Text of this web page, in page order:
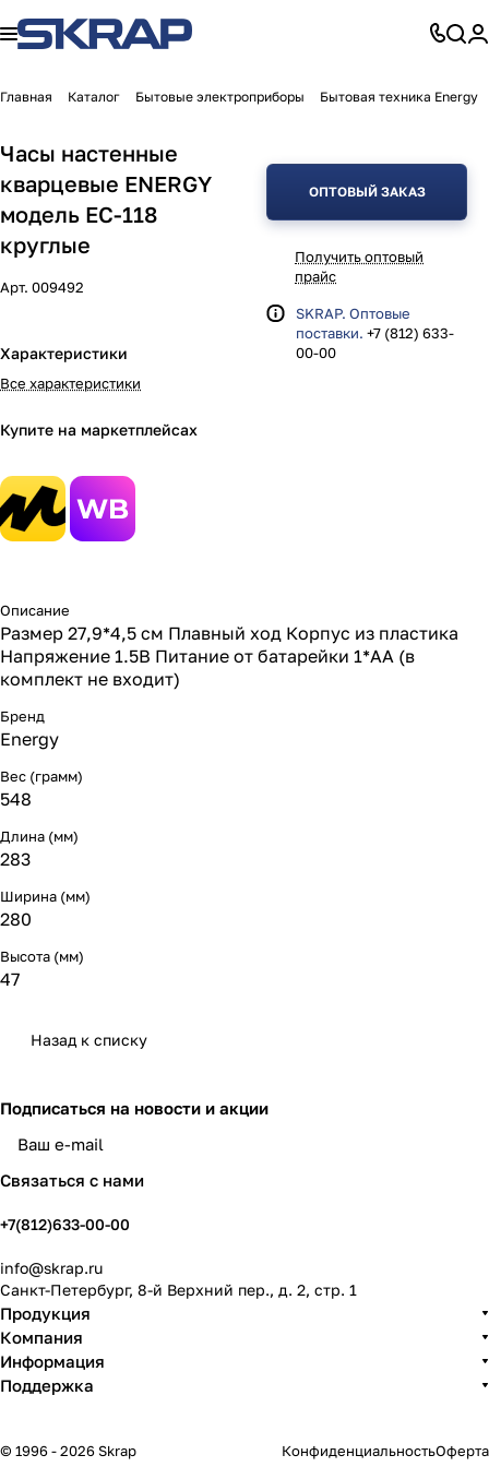
Главная Каталог Бытовые электроприборы Бытовая техника Energy
Часы настенные
кварцевые ENERGY
модель ЕС-118
круглые
Арт. 009492
Характеристики
Все характеристики
Купите на маркетплейсах
ОПТОВЫЙ ЗАКАЗ
Получить оптовый
прайс
SKRAP. Оптовые
поставки. +7 (812) 633-
00-00
Описание
Размер 27,9*4,5 см Плавный ход Корпус из пластика
Напряжение 1.5В Питание от батарейки 1*АА (в
комплект не входит)
Бренд
Energy
Вес (грамм)
548
Длина (мм)
283
Ширина (мм)
280
Высота (мм)
47
Назад к списку
Подписаться на новости и акции
Связаться с нами
+7(812)633-00-00
info@skrap.ru
Санкт-Петербург, 8-й Верхний пер., д. 2, стр. 1
Продукция
Компания
Информация
Поддержка
© 1996 - 2026 Skrap КонфиденциальностьОферта